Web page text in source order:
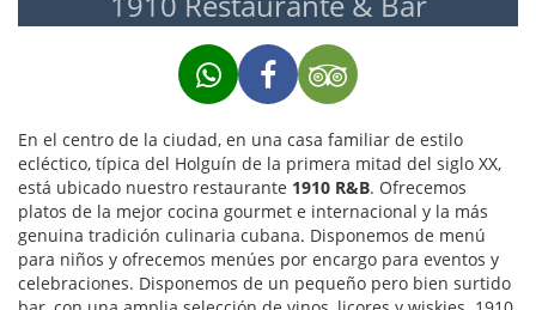
En el centro de la ciudad, en una casa familiar de estilo
ecléctico, típica del Holguín de la primera mitad del siglo XX,
está ubicado nuestro restaurante 1910 R&B. Ofrecemos
platos de la mejor cocina gourmet e internacional y la más
genuina tradición culinaria cubana. Disponemos de menú
para niños y ofrecemos menúes por encargo para eventos y
celebraciones. Disponemos de un pequeño pero bien surtido